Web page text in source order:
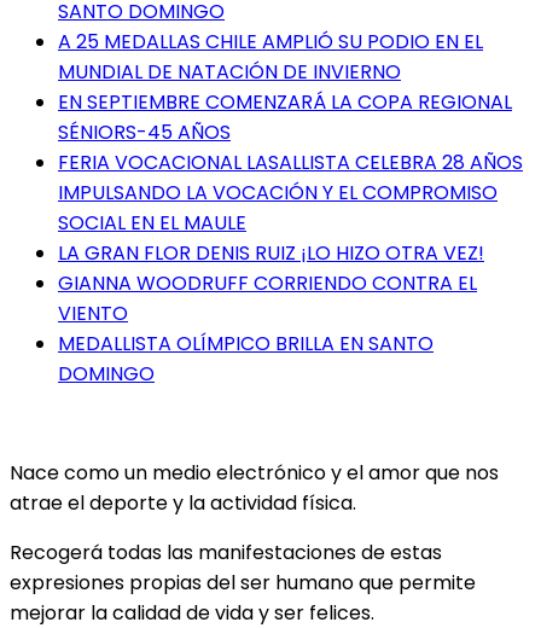
SANTO DOMINGO
A 25 MEDALLAS CHILE AMPLIÓ SU PODIO EN EL
MUNDIAL DE NATACIÓN DE INVIERNO
EN SEPTIEMBRE COMENZARÁ LA COPA REGIONAL
SÉNIORS-45 AÑOS
FERIA VOCACIONAL LASALLISTA CELEBRA 28 AÑOS
IMPULSANDO LA VOCACIÓN Y EL COMPROMISO
SOCIAL EN EL MAULE
LA GRAN FLOR DENIS RUIZ ¡LO HIZO OTRA VEZ!
GIANNA WOODRUFF CORRIENDO CONTRA EL
VIENTO
MEDALLISTA OLÍMPICO BRILLA EN SANTO
DOMINGO
Nace como un medio electrónico y el amor que nos
atrae el deporte y la actividad física.
Recogerá todas las manifestaciones de estas
expresiones propias del ser humano que permite
mejorar la calidad de vida y ser felices.